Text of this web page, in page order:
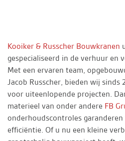
Kooiker & Russcher Bouwkranen
gespecialiseerd in de verhuur en
Met een ervaren team,
Jacob Russcher, bieden wij
voor uiteenlopende projecten.
materieel van onder andere FB
onderhoudscontroles
efficiëntie. Of u nu een kleine